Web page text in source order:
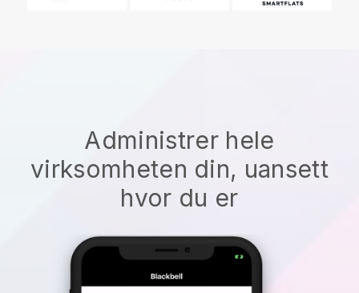
Administrer hele
virksomheten din, uansett
hvor du er